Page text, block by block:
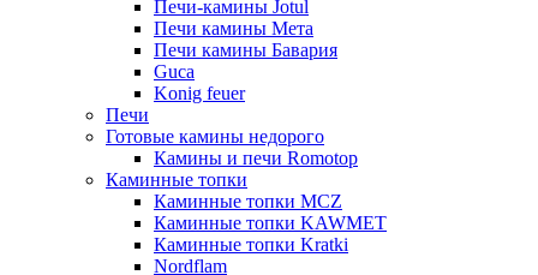
Печи-камины Jotul
Печи камины Мета
Печи камины Бавария
Guca
Konig feuer
Печи
Готовые камины недорого
Камины и печи Romotop
Каминные топки
Каминные топки MCZ
Каминные топки KAWMET
Каминные топки Kratki
Nordflam